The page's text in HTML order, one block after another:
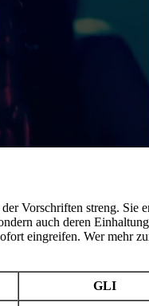
Vorschriften streng.
auch deren
eingreifen. Wer mehr
GLI